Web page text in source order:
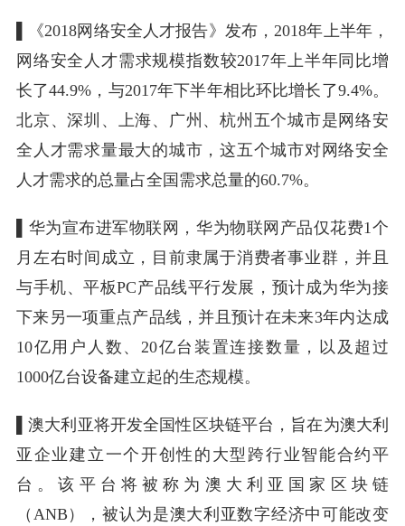
《2018网络安全人才报告》发布，2018年上半年，
网络安全人才需求规模指数较2017年上半年同比增
长了44.9%，与2017年下半年相比环比增长了9.4%。
北京、深圳、上海、广州、杭州五个城市是网络安
全人才需求量最大的城市，这五个城市对网络安全
人才需求的总量占全国需求总量的60.7%。
华为宣布进军物联网，华为物联网产品仅花费1个
月左右时间成立，目前隶属于消费者事业群，并且
与手机、平板PC产品线平行发展，预计成为华为接
下来另一项重点产品线，并且预计在未来3年内达成
10亿用户人数、20亿台装置连接数量，以及超过
1000亿台设备建立起的生态规模。
澳大利亚将开发全国性区块链平台，旨在为澳大利
亚企业建立一个开创性的大型跨行业智能合约平
台。该平台将被称为澳大利亚国家区块链
（ANB），被认为是澳大利亚数字经济中可能改变